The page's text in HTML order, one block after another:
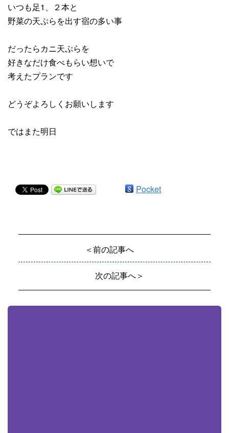
いつも足1、２本と
野菜の天ぷらを出す宿の多い事
だったらカニ天ぷらを
好きなだけ食べもらい想いで
考えたプランです
どうぞよろしくお願いします
ではまた明日
Pocket
＜前の記事へ
次の記事へ＞